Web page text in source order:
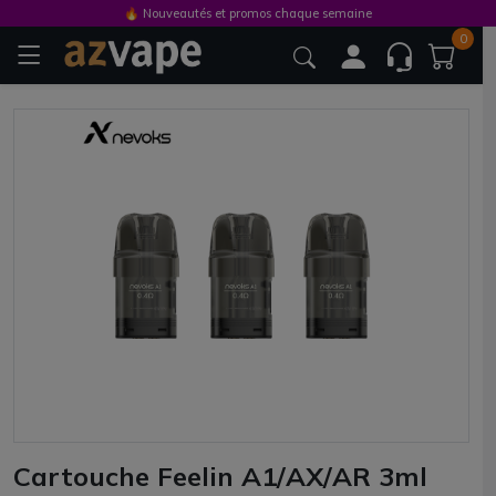
0
Cartouche Feelin A1/AX/AR 3ml
🔥 Nouveautés et promos chaque semaine